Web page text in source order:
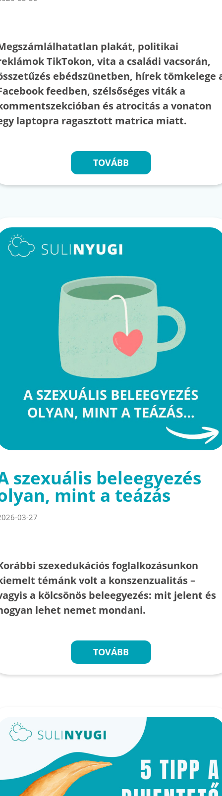
plakát, politikai
TikTokon, vita a családi vacsorán,
ebédszünetben, hírek tömkelege
feedben, szélsőséges viták a
és atrocitás a vonaton
laptopra ragasztott matrica miatt.
TOVÁBB
szexuális beleegyezés
mint a teázás
03-27
szexedukációs foglalkozásunkon
témánk volt a konszenzualitás –
a kölcsönös beleegyezés: mit jelent és
lehet nemet mondani.
TOVÁBB